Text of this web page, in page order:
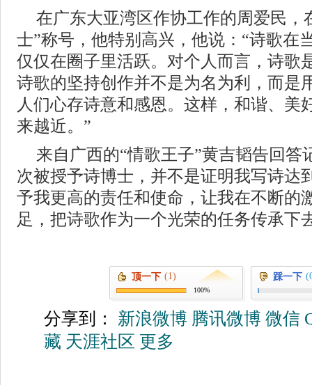
在广东大亚湾区作协工作的周爱民，
士”称号，他特别高兴，他说：“诗歌在
仅仅在圈子里活跃。对个人而言，诗歌
诗歌的坚持创作并不是为名为利，而是
人们心存诗意和感恩。这样，和谐、美
来越近。”
来自广西的“情歌王子”黄吉韬告回答
次被授予诗博士，并不是证明我写诗达
予我更高的责任和使命，让我在不断的
足，把诗歌作为一个光荣的任务传承下
顶一下 (1)
100%
踩一下
分享到： 新浪微博 腾讯微博 微信
藏 天涯社区 更多